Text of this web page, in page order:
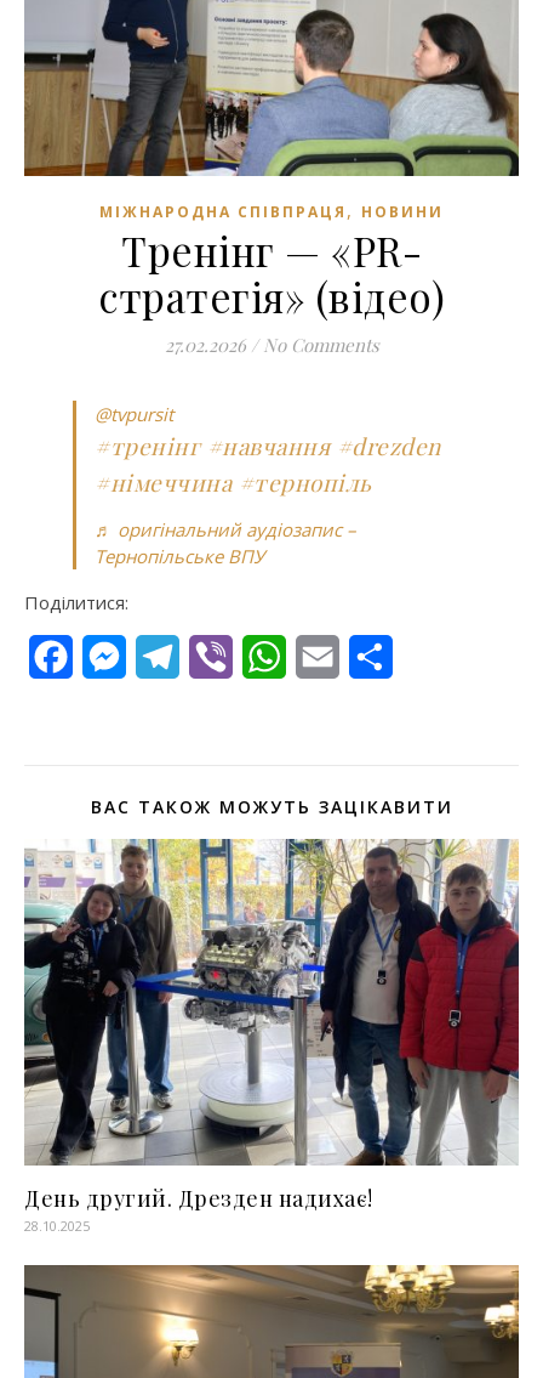
МІЖНАРОДНА СПІВПРАЦЯ , НОВИНИ
Тренінг — «PR-
стратегія» (відео)
27.02.2026 / No Comments
@tvpursit
#тренінг #навчання #drezden
#німеччина #тернопіль
♬ оригінальний аудіозапис –
Тернопільське ВПУ
Поділитися:
FacebookMessengerTelegram
Viber WhatsApp
Email
ВАС ТАКОЖ МОЖУТЬ ЗАЦІКАВИТИ
День другий. Дрезден надихає!
28.10.2025